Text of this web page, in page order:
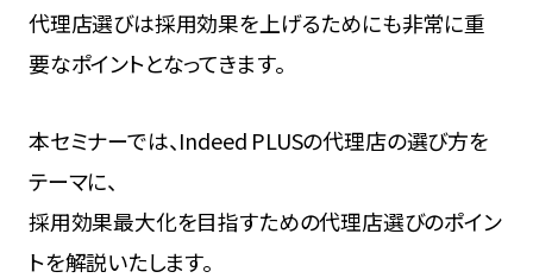
代理店選びは採用効果を上げるためにも非常に重
要なポイントとなってきます。
本セミナーでは、Indeed PLUSの代理店の選び方を
テーマに、
採用効果最大化を目指すための代理店選びのポイン
トを解説いたします。